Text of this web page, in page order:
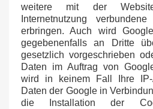
weitere mit der
Internetnutzung
erbringen. Auch wird
gegebenenfalls an Dritte
gesetzlich vorgeschrieben
Daten im Auftrag von
wird in keinem Fall Ihre IP-
Daten der Google in
die Installation der